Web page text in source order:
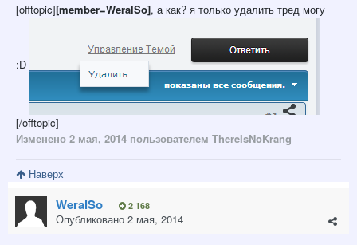
[offtopic][member=WeralSo], а как? я только удалить тред могу
:D
[/offtopic]
Изменено 2 мая, 2014 пользователем ThereIsNoKrang
Наверх
WeralSo 2 168
Опубликовано 2 мая, 2014